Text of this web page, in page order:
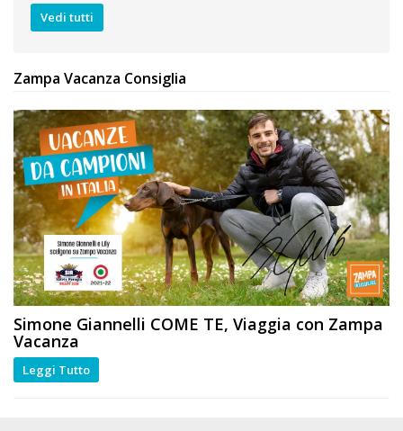
Vedi tutti
Zampa Vacanza Consiglia
Simone Giannelli COME TE, Viaggia con Zampa
Vacanza
Leggi Tutto